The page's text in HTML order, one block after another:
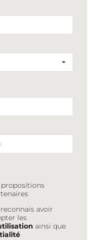
propositions
avoir
les
ainsi que